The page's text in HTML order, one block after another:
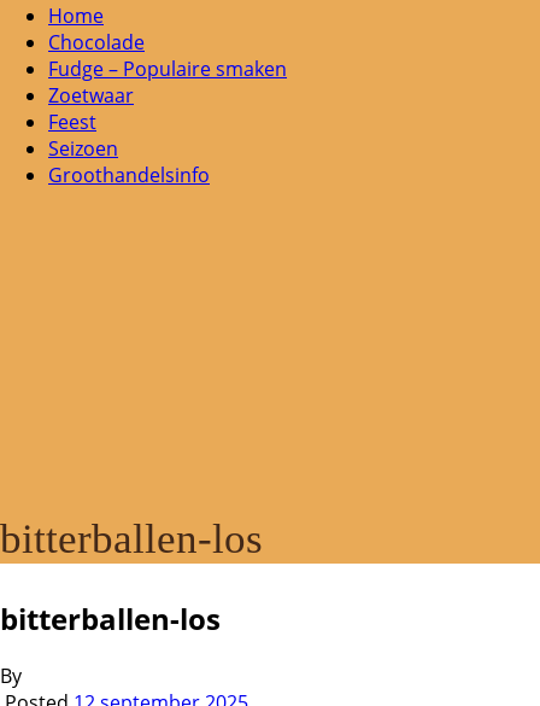
Home
Chocolade
Fudge – Populaire smaken
Zoetwaar
Feest
Seizoen
Groothandelsinfo
bitterballen-los
bitterballen-los
By